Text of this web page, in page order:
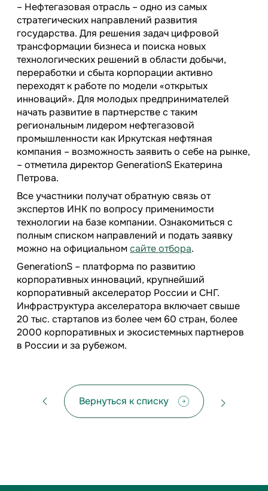
– Нефтегазовая отрасль – одно из самых
стратегических направлений развития
государства. Для решения задач цифровой
трансформации бизнеса и поиска новых
технологических решений в области добычи,
переработки и сбыта корпорации активно
переходят к работе по модели «открытых
инноваций». Для молодых предпринимателей
начать развитие в партнерстве с таким
региональным лидером нефтегазовой
промышленности как Иркутская нефтяная
компания – возможность заявить о себе на рынке,
– отметила директор GenerationS Екатерина
Петрова.
Все участники получат обратную связь от
экспертов ИНК по вопросу применимости
технологии на базе компании. Ознакомиться с
полным списком направлений и подать заявку
можно на официальномсайте отбора.
GenerationS – платформа по развитию
корпоративных инноваций, крупнейший
корпоративный акселератор России и СНГ.
Инфраструктура акселератора включает свыше
20 тыс. стартапов из более чем 60 стран, более
2000 корпоративных и экосистемных партнеров
в России и за рубежом.
Вернуться к списку